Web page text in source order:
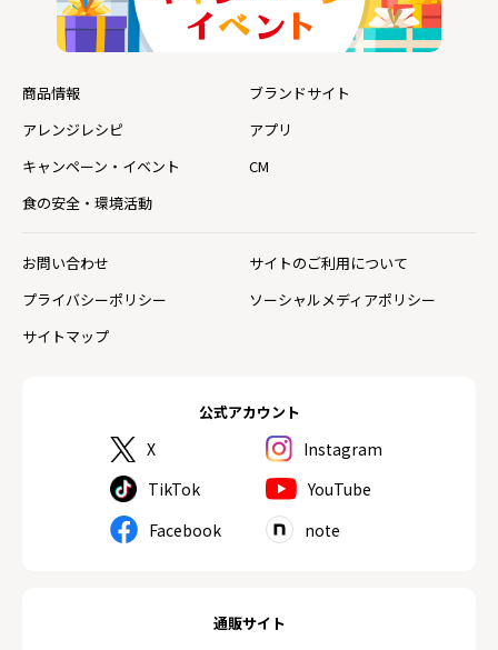
公式アカウント
X
Instagram
TikTok
YouTube
Facebook
note
通販サイト
商品情報
ブランドサイト
アレンジレシピ
アプリ
キャンペーン・イベント
CM
食の安全・環境活動
お問い合わせ
サイトのご利用について
プライバシーポリシー
ソーシャルメディアポリシー
サイトマップ